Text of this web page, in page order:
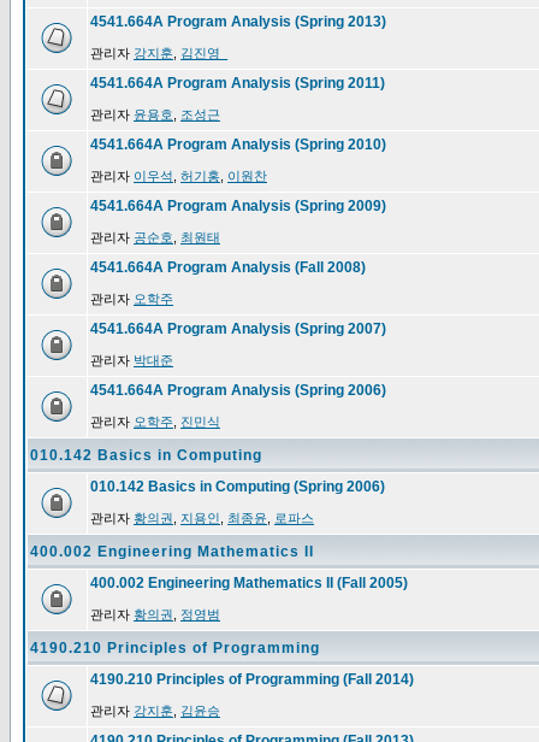
4541.664A Program Analysis (Spring 2013)
관리자 강지훈 김진영_
4541.664A Program Analysis (Spring 2011)
관리자 윤용호 조성근
4541.664A Program Analysis (Spring 2010)
관리자 이우석 허기홍 이원찬
4541.664A Program Analysis (Spring 2009)
관리자 공순호 최원태
4541.664A Program Analysis (Fall 2008)
관리자 오학주
4541.664A Program Analysis (Spring 2007)
관리자 박대준
4541.664A Program Analysis (Spring 2006)
관리자 오학주 진민식
010.142 Basics in Computing
010.142 Basics in Computing (Spring 2006)
관리자 황의권 지용인 최종윤 로파스
400.002 Engineering Mathematics II
400.002 Engineering Mathematics II (Fall 2005)
관리자 황의권 정영범
4190.210 Principles of Programming
4190.210 Principles of Programming (Fall 2014)
관리자 강지훈 김윤승